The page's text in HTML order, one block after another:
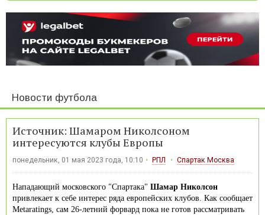
Новости футбола
Источник: Шамаром Николсоном
интересуются клубы Европы
понедельник, 01 мая 2023 года, 10:10 РПЛ Спартак Москва
Нападающий московского "Спартака" Шамар Николсон
привлекает к себе интерес ряда европейских клубов. Как сообщает
Metaratings, сам 26-летний форвард пока не готов рассматривать